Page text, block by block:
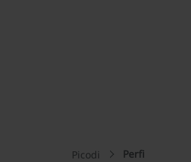
Picodi Perfi